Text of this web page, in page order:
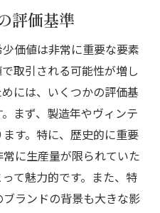
ポイント
るための準備
略的なアプローチ
評価基準
価値は非常に重要な要素
取引される可能性が増し
には、いくつかの評価基
まず、製造年やヴィンテ
す。特に、歴史的に重要
に生産量が限られていた
て魅力的です。また、特
ランドの背景も大きな影